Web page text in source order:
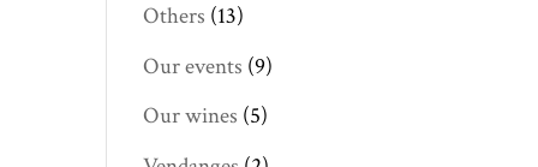
Others (13)
Our events (9)
Our wines (5)